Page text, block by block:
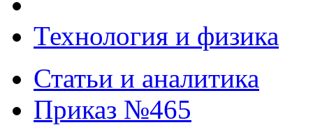
Технология и физика
Статьи и аналитика
Приказ №465